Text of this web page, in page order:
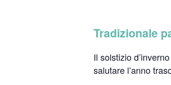
Tradizionale
Il solstizio
salutare l’anno